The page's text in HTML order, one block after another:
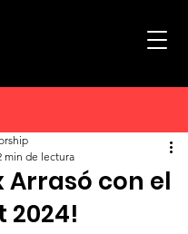
Arrasó con el
2024!
min de lectura